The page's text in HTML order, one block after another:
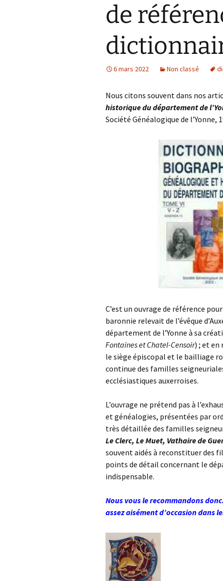
de
6 mars 2022 Non classé
Nous citons souvent dans nos
historique du département de
Société Généalogique de l’Yonne,
C’est un ouvrage de référence
baronnie relevait de l’évêque
département de l’Yonne à sa
Fontaines et Chatel-Censoir) ; et en
le siège épiscopal et le bailliage
continue des familles
ecclésiastiques auxerroises.
L’ouvrage ne prétend pas à
et généalogies, présentées par
très détaillée des familles
Le Clerc, Le Muet, Vathaire de
souvent aidés à reconstituer des
points de détail concernant le
indispensable.
Nous vous le recommandons
assez aisément d’occasion dans